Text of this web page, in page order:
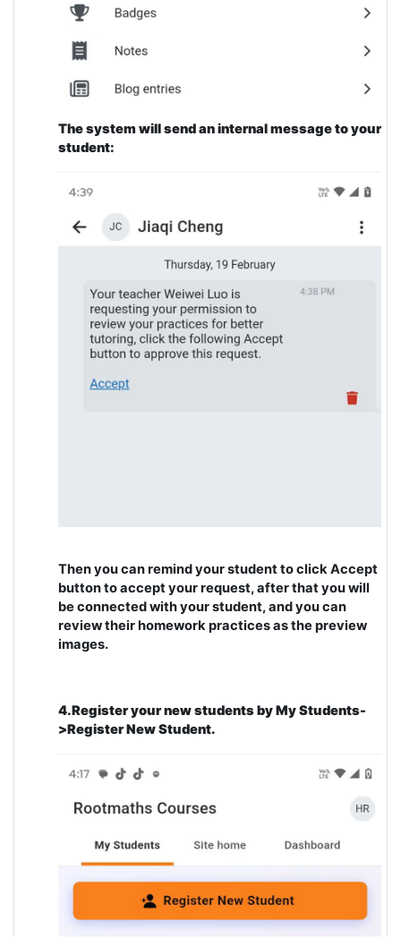
The system will send an internal message to your
student:
Then you can remind your student to click Accept
button to accept your request, after that you will
be connected with your student, and you can
review their homework practices as the preview
images.
4.Register your new students by My Students-
>Register New Student.